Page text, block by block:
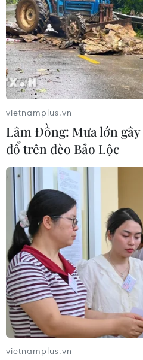
vietnamplus.vn
Lâm Đồng: Mưa lớn gây
đổ trên đèo Bảo Lộc
vietnamplus.vn